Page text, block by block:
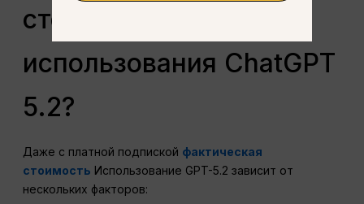
стоимость
использования ChatGPT
5.2?
Даже с платной подпиской фактическая
стоимость Использование GPT-5.2 зависит от
нескольких факторов: